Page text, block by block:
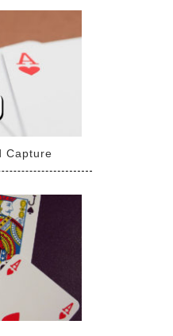
Capture